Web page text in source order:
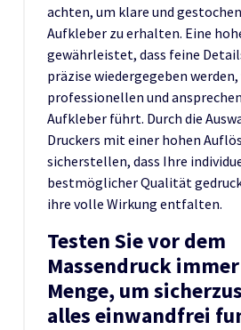
achten, um klare und
Aufkleber zu erhalten. Eine
gewährleistet, dass feine
präzise wiedergegeben
professionellen und
Aufkleber führt. Durch die
Druckers mit einer hohen
sicherstellen, dass Ihre
bestmöglicher Qualität
ihre volle Wirkung entfalten.
Testen Sie vor dem
Massendruck
Menge, um
alles einwandfrei